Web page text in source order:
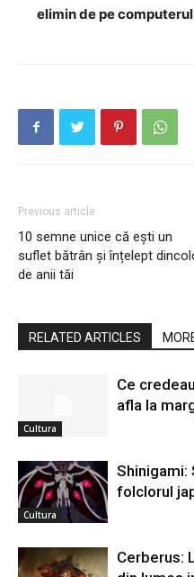
elimin de pe
Previous article
10 semne unice că ești un
suflet bătrân și înțelept
de anii tăi
RELATED ARTICLES
Cultura
Ce
afla la
Cultura
Shinigami:
folclorul
Cerberus: